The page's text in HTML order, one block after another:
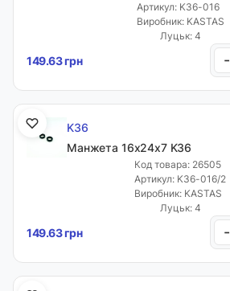
Артикул: K36-016
Виробник: KASTAS
Луцьк: 4
149.63 грн -
K36
Манжета 16х24х7 K36
Код товара: 26505
Артикул: K36-016/2
Виробник: KASTAS
Луцьк: 4
149.63 грн -